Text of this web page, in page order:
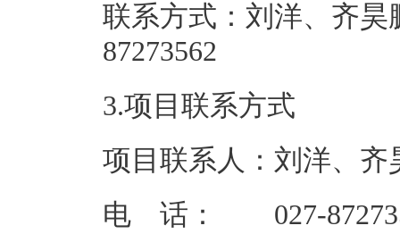
联系方式：刘洋、齐昊
3.项目联系方式
项目联系人：刘洋、齐
电 话： 027-